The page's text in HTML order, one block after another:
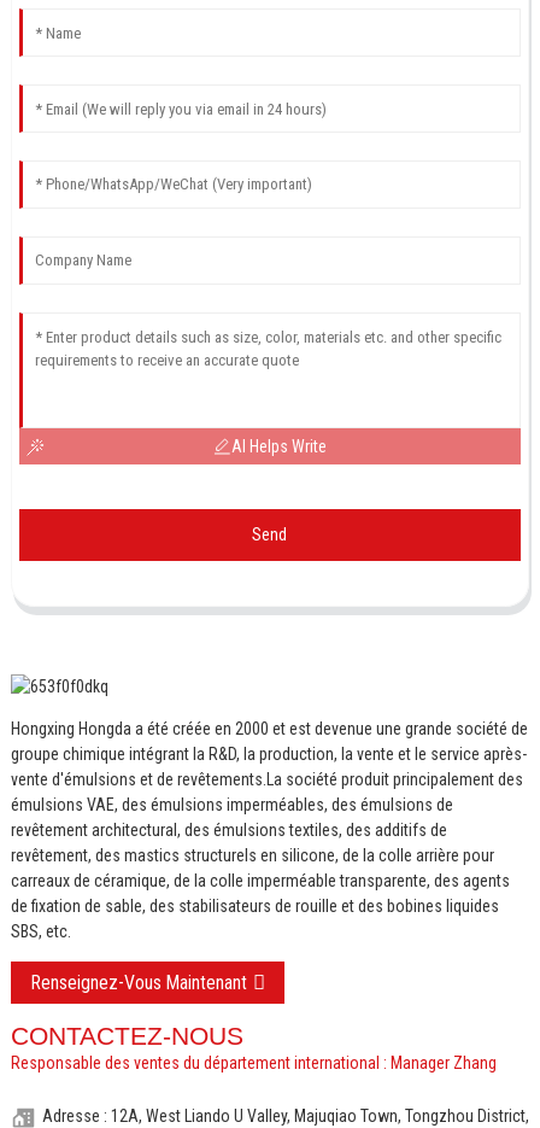
AI Helps Write
Send
Hongxing Hongda a été créée en 2000 et est devenue une grande société de
groupe chimique intégrant la R&D, la production, la vente et le service après-
vente d'émulsions et de revêtements.La société produit principalement des
émulsions VAE, des émulsions imperméables, des émulsions de
revêtement architectural, des émulsions textiles, des additifs de
revêtement, des mastics structurels en silicone, de la colle arrière pour
carreaux de céramique, de la colle imperméable transparente, des agents
de fixation de sable, des stabilisateurs de rouille et des bobines liquides
SBS, etc.
Renseignez-Vous Maintenant
CONTACTEZ-NOUS
Responsable des ventes du département international : Manager Zhang
Adresse : 12A, West Liando U Valley, Majuqiao Town, Tongzhou District,